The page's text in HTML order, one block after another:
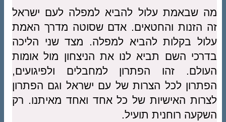
מה שבאמת עלול להביא למפלה לעם ישראל
זה הזנות והחטאים. אדם שסוטה מדרך האמת
עלול בקלות להביא למפלה. מצד שני הליכה
בדרכי השם תביא לנו את הניצחון מול אומות
העולם. זהו הפתרון למחבלים ולפיגועים,
הפתרון לכל הצרות של עם ישראל וגם הפתרון
לצרות האישיות של כל אחד ואחד מאיתנו. רק
השקעה רוחנית תועיל.